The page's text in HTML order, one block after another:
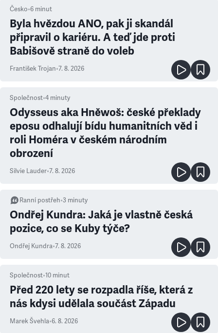
Česko•6 minut
Byla hvězdou ANO, pak ji skandál
připravil o kariéru. A teď jde proti
Babišově straně do voleb
František Trojan•7. 8. 2026
Společnost•4 minuty
Odysseus aka Hněwoš: české překlady
eposu odhalují bídu humanitních věd i
roli Homéra v českém národním
obrození
Silvie Lauder•7. 8. 2026
Ranní postřeh•3 minuty
Ondřej Kundra: Jaká je vlastně česká
pozice, co se Kuby týče?
Ondřej Kundra•7. 8. 2026
Společnost•10 minut
Před 220 lety se rozpadla říše, která z
nás kdysi udělala součást Západu
Marek Švehla•6. 8. 2026